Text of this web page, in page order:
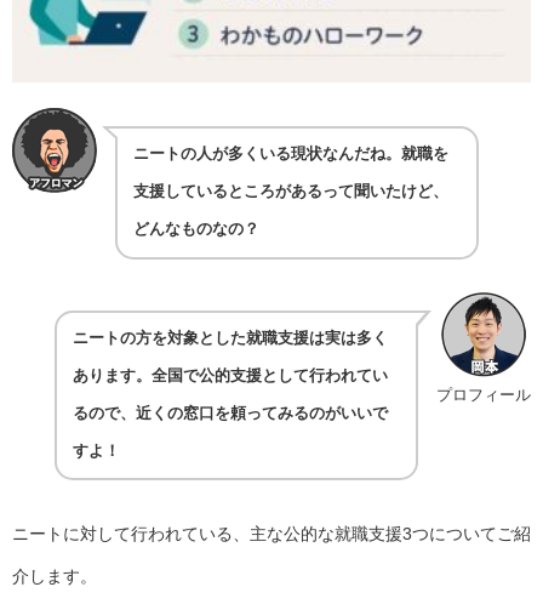
ニートの人が多くいる現状なんだね。就職を
支援しているところがあるって聞いたけど、
どんなものなの？
プロフィール
ニートの方を対象とした就職支援は実は多く
あります。全国で公的支援として行われてい
るので、近くの窓口を頼ってみるのがいいで
すよ！
ニートに対して行われている、主な公的な就職支援3つについてご紹
介します。